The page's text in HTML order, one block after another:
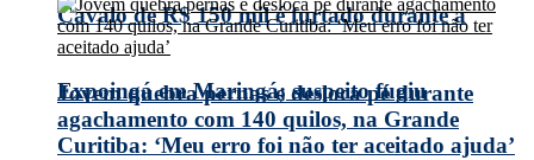
Cavalo de R$ 150 mil é furtado durante a
Expoingá em Maringá; suspeito fugiu
Jovem quebra pernas e desloca pé durante
agachamento com 140 quilos, na Grande
Curitiba: ‘Meu erro foi não ter aceitado ajuda’